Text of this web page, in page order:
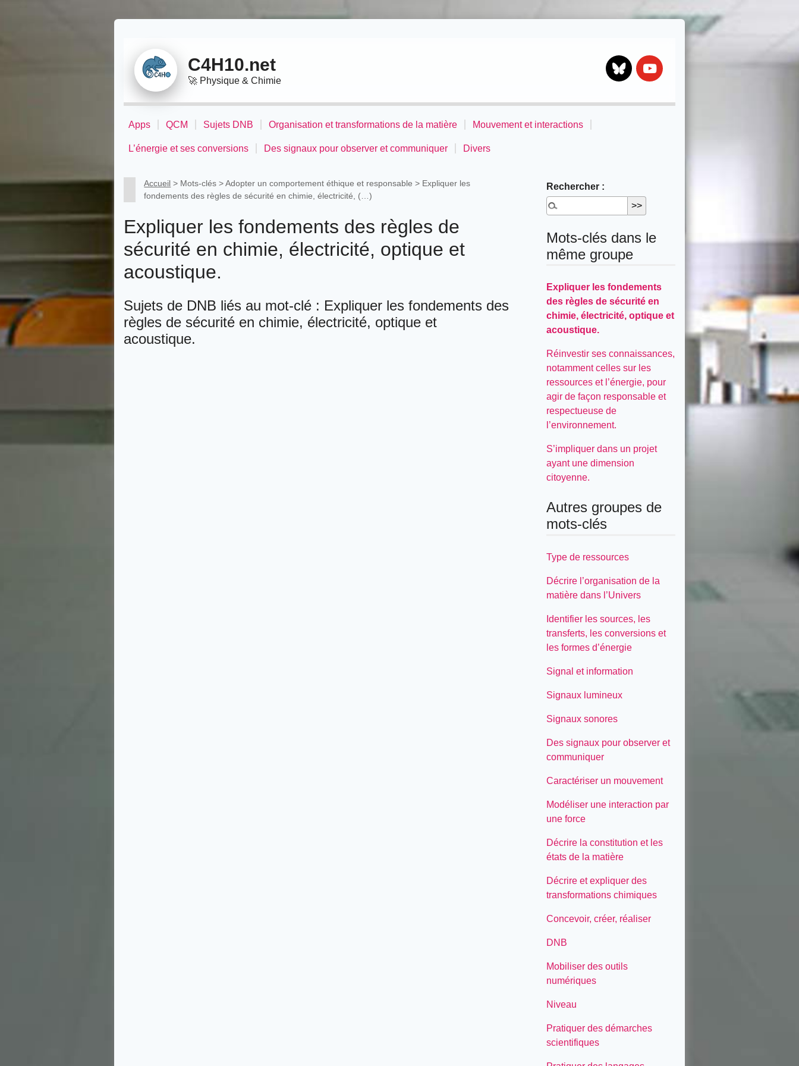
C4H10.net
🚀 Physique & Chimie
Apps QCM Sujets DNB Organisation et transformations de la matière Mouvement et interactions
L’énergie et ses conversions Des signaux pour observer et communiquer Divers
Accueil > Mots-clés > Adopter un comportement éthique et responsable > Expliquer les
fondements des règles de sécurité en chimie, électricité, (…)
Expliquer les fondements des règles de
sécurité en chimie, électricité, optique et
acoustique.
Sujets de DNB liés au mot-clé : Expliquer les fondements des
règles de sécurité en chimie, électricité, optique et
acoustique.
Rechercher :
Mots-clés dans le
même groupe
Expliquer les fondements
des règles de sécurité en
chimie, électricité, optique et
acoustique.
Réinvestir ses connaissances,
notamment celles sur les
ressources et l’énergie, pour
agir de façon responsable et
respectueuse de
l’environnement.
S’impliquer dans un projet
ayant une dimension
citoyenne.
Autres groupes de
mots-clés
Type de ressources
Décrire l’organisation de la
matière dans l’Univers
Identifier les sources, les
transferts, les conversions et
les formes d’énergie
Signal et information
Signaux lumineux
Signaux sonores
Des signaux pour observer et
communiquer
Caractériser un mouvement
Modéliser une interaction par
une force
Décrire la constitution et les
états de la matière
Décrire et expliquer des
transformations chimiques
Concevoir, créer, réaliser
DNB
Mobiliser des outils
numériques
Niveau
Pratiquer des démarches
scientifiques